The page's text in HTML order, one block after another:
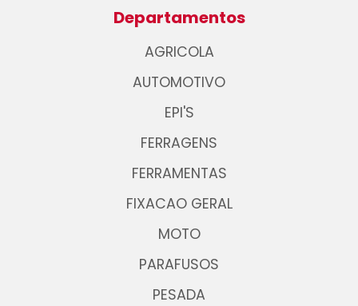
Departamentos
AGRICOLA
AUTOMOTIVO
EPI'S
FERRAGENS
FERRAMENTAS
FIXACAO GERAL
MOTO
PARAFUSOS
PESADA